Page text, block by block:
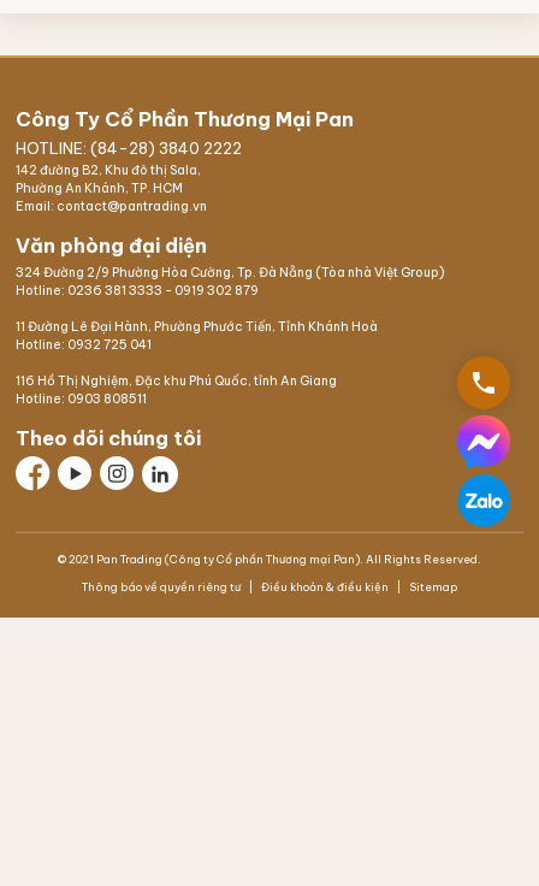
Công Ty Cổ Phần Thương Mại Pan
HOTLINE: (84-28) 3840 2222
142 đường B2, Khu đô thị Sala,
Phường An Khánh, TP. HCM
Email: contact@pantrading.vn
Văn phòng đại diện
324 Đường 2/9 Phường Hòa Cường, Tp. Đà Nẵng (Tòa nhà Việt Group)
Hotline: 0236 381 3333 - 0919 302 879
11 Đường Lê Đại Hành, Phường Phước Tiến, Tỉnh Khánh Hoà
Hotline: 0932 725 041
116 Hồ Thị Nghiệm, Đặc khu Phú Quốc, tỉnh An Giang
Hotline: 0903 808511
Theo dõi chúng tôi
© 2021 Pan Trading (Công ty Cổ phần Thương mại Pan). All Rights Reserved.
Thông báo về quyền riêng tư Điều khoản & điều kiện Sitemap
phone